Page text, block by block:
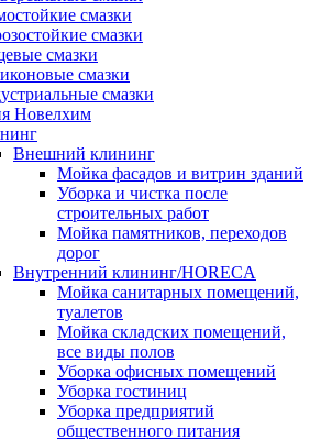
смазки
смазки
смазки
смазки
смазки
Новелхим
Внешний клининг
Мойка фасадов и витрин зданий
Уборка и чистка после
строительных работ
Мойка памятников, переходов
дорог
Внутренний клининг/HORECA
Мойка санитарных помещений,
туалетов
Мойка складских помещений,
все виды полов
Уборка офисных помещений
Уборка гостиниц
Уборка предприятий
общественного питания